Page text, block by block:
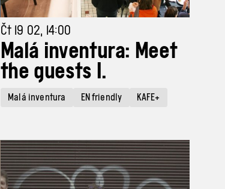
Čt 19 02, 14:00
Malá inventura: Meet
the guests I.
Malá inventura EN friendly KAFE+